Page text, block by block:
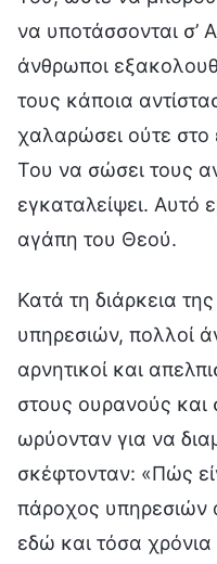
να υποτάσσονται σ’
άνθρωποι
τους κάποια
χαλαρώσει ούτε στο
Του να σώσει τους
εγκαταλείψει. Αυτό
αγάπη του Θεού.
Κατά τη διάρκεια
υπηρεσιών, πολλοί
αρνητικοί και
στους ουρανούς και
ωρύονταν για να
σκέφτονταν: «Πώς
πάροχος υπηρεσιών
εδώ και τόσα